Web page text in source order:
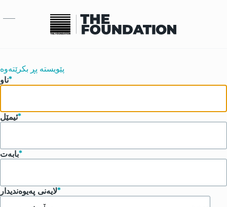
پێویستە پڕ بکرێتەوە
ناو
ئیمێل
بابەت
لایەنی پەیوەندیدار